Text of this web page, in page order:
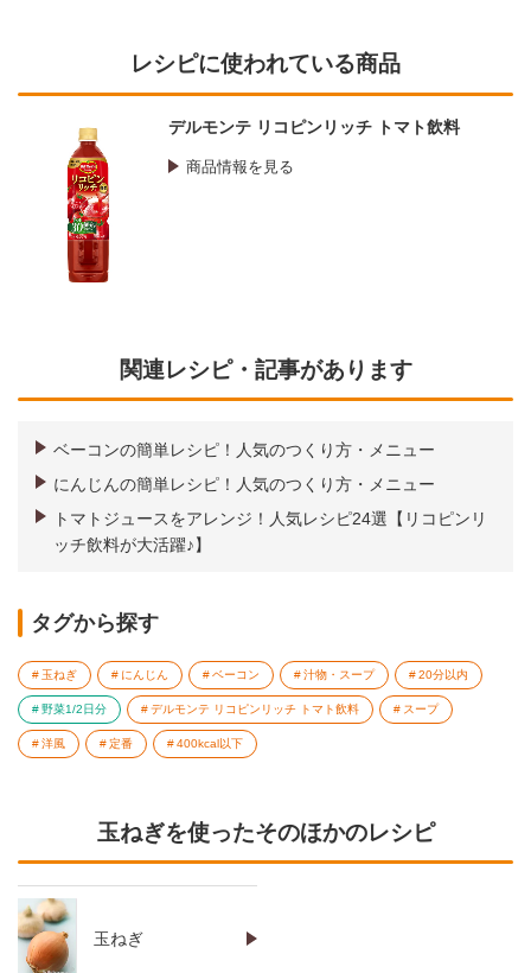
レシピに使われている商品
デルモンテ リコピンリッチ トマト飲料
商品情報を見る
関連レシピ・記事があります
ベーコンの簡単レシピ！人気のつくり方・メニュー
にんじんの簡単レシピ！人気のつくり方・メニュー
トマトジュースをアレンジ！人気レシピ24選【リコピンリ
ッチ飲料が大活躍♪】
タグから探す
玉ねぎ にんじん ベーコン 汁物・スープ 20分以内
野菜1/2日分 デルモンテ リコピンリッチ トマト飲料 スープ
洋風 定番 400kcal以下
玉ねぎを使ったそのほかのレシピ
玉ねぎ